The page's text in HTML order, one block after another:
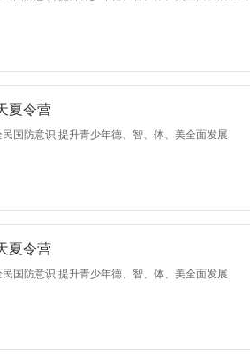
夏令营
国防意识 提升青少年德、智、体、美全面发展
夏令营
国防意识 提升青少年德、智、体、美全面发展